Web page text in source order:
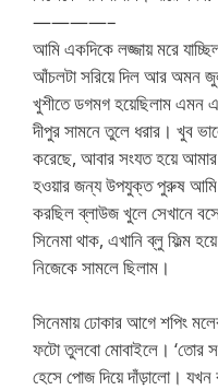
————–
আমি একদিকে লজ্জায় মরে
আঁচলটা সরিয়ে দিল আর অমন
খুশীতে ডগমগ হয়েছিলাম এমন
দীপুর সামনে তুলে ধরার। খুব
করেছে, আবার সংযত হয়ে
হওয়ার জন্য উপযুক্ত পুরুষ আমি
করছিল ব্লাউজ খুলে সেখানে
সিনেমা থাক, এখানি ব্লু ফিল্ম
নিজেকে সামলে ছিলাম।
সিনেমায় ঢোকার আগে শপিং
ফটো তুলবো মোবাইলে। ‘তোর
হেসে পোজ দিয়ে দাঁড়ালো। যখন